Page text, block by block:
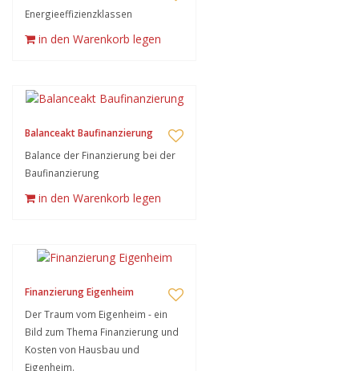
Energieeffizienzklassen
in den Warenkorb legen
Balanceakt Baufinanzierung
Balance der Finanzierung bei der
Baufinanzierung
in den Warenkorb legen
Finanzierung Eigenheim
Der Traum vom Eigenheim - ein
Bild zum Thema Finanzierung und
Kosten von Hausbau und
Eigenheim.